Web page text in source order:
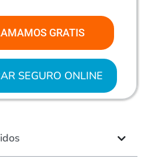
GRATIS
SEGURO ONLINE